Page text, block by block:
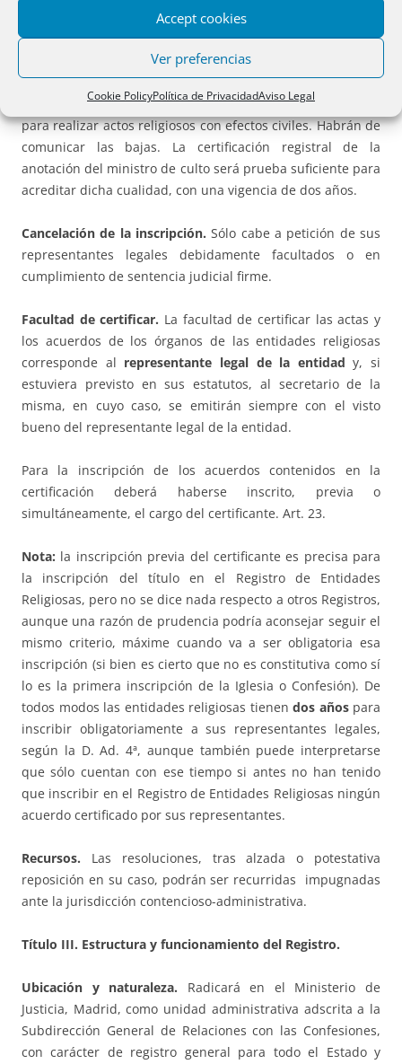
Accept cookies
Ver preferencias
Cookie PolicyPolítica de PrivacidadAviso Legal
Ministro de culto. Como novedad, las entidades religiosas
inscritas podrán anotar en el Registro a sus ministros de
culto que ostenten residencia legal en España. En todo
caso, deberán anotarse aquellos que estén habilitados
para realizar actos religiosos con efectos civiles. Habrán de
comunicar las bajas. La certificación registral de la
anotación del ministro de culto será prueba suficiente para
acreditar dicha cualidad, con una vigencia de dos años.
Cancelación de la inscripción.Sólo cabe a petición de sus
representantes legales debidamente facultados o en
cumplimiento de sentencia judicial firme.
Facultad de certificar. La facultad de certificar las actas y
los acuerdos de los órganos de las entidades religiosas
corresponde al representante legal de la entidad y, si
estuviera previsto en sus estatutos, al secretario de la
misma, en cuyo caso, se emitirán siempre con el visto
bueno del representante legal de la entidad.
Para la inscripción de los acuerdos contenidos en la
certificación deberá haberse inscrito, previa o
simultáneamente, el cargo del certificante. Art. 23.
Nota: la inscripción previa del certificante es precisa para
la inscripción del título en el Registro de Entidades
Religiosas, pero no se dice nada respecto a otros Registros,
aunque una razón de prudencia podría aconsejar seguir el
mismo criterio, máxime cuando va a ser obligatoria esa
inscripción (si bien es cierto que no es constitutiva como sí
lo es la primera inscripción de la Iglesia o Confesión). De
todos modos las entidades religiosas tienen dos añospara
inscribir obligatoriamente a sus representantes legales,
según la D. Ad. 4ª, aunque también puede interpretarse
que sólo cuentan con ese tiempo si antes no han tenido
que inscribir en el Registro de Entidades Religiosas ningún
acuerdo certificado por sus representantes.
Recursos. Las resoluciones, tras alzada o potestativa
reposición en su caso, podrán ser recurridas impugnadas
ante la jurisdicción contencioso-administrativa.
Título III. Estructura y funcionamiento del Registro.
Ubicación y naturaleza. Radicará en el Ministerio de
Justicia, Madrid, como unidad administrativa adscrita a la
Subdirección General de Relaciones con las Confesiones,
con carácter de registro general para todo el Estado y